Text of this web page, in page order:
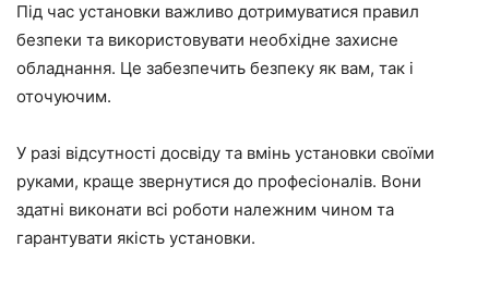
Під час установки важливо дотримуватися правил
безпеки та використовувати необхідне захисне
обладнання. Це забезпечить безпеку як вам, так і
оточуючим.
У разі відсутності досвіду та вмінь установки своїми
руками, краще звернутися до професіоналів. Вони
здатні виконати всі роботи належним чином та
гарантувати якість установки.